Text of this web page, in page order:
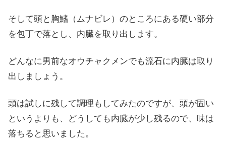
そして頭と胸鰭（ムナビレ）のところにある硬い部分
を包丁で落とし、内臓を取り出します。
どんなに男前なオウチャクメンでも流石に内臓は取り
出しましょう。
頭は試しに残して調理もしてみたのですが、頭が固い
というよりも、どうしても内臓が少し残るので、味は
落ちると思いました。